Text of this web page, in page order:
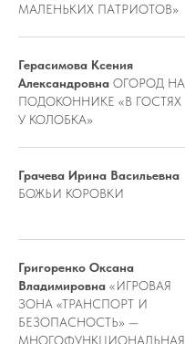
МАЛЕНЬКИХ ПАТРИОТОВ»
Герасимова Ксения
Александровна ОГОРОД НА
ПОДОКОННИКЕ «В ГОСТЯХ
У КОЛОБКА»
Грачева Ирина Васильевна
БОЖЬИ КОРОВКИ
Григоренко Оксана
Владимировна «ИГРОВАЯ
ЗОНА «ТРАНСПОРТ И
БЕЗОПАСНОСТЬ» —
МНОГОФУНКЦИОНАЛЬНАЯ